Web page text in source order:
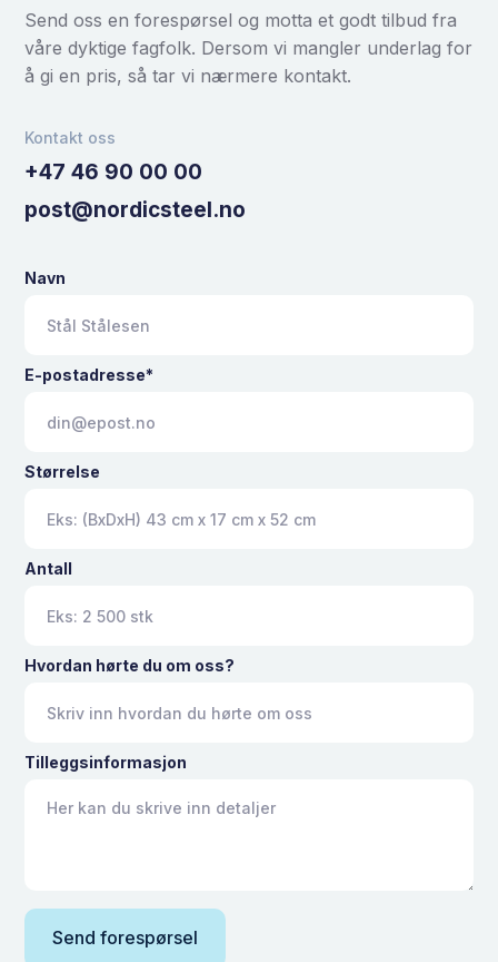
Send oss en forespørsel og motta et godt tilbud fra
våre dyktige fagfolk. Dersom vi mangler underlag for
å gi en pris, så tar vi nærmere kontakt.
Kontakt oss
+47 46 90 00 00
post@nordicsteel.no
Navn
E-postadresse*
Størrelse
Antall
Hvordan hørte du om oss?
Tilleggsinformasjon